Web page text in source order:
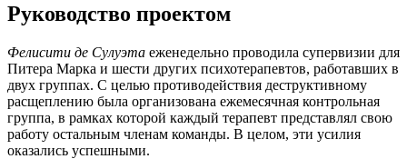
Руководство проектом
Фелисити де Сулуэта еженедельно проводила супервизии для
Питера Марка и шести других психотерапевтов, работавших в
двух группах. С целью противодействия деструктивному
расщеплению была организована ежемесячная контрольная
группа, в рамках которой каждый терапевт представлял свою
работу остальным членам команды. В целом, эти усилия
оказались успешными.